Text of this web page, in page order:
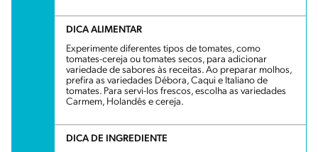
DICA ALIMENTAR
Experimente diferentes tipos de tomates, como
tomates-cereja ou tomates secos, para adicionar
variedade de sabores às receitas. Ao preparar molhos,
prefira as variedades Débora, Caqui e Italiano de
tomates. Para servi-los frescos, escolha as variedades
Carmem, Holandês e cereja.
DICA DE INGREDIENTE